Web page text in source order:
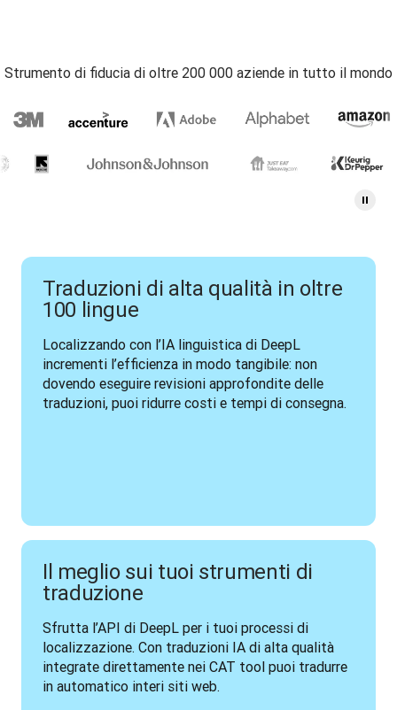
Strumento di fiducia di oltre 200 000 aziende in tutto il mondo
Traduzioni di alta qualità in oltre
100 lingue
Localizzando con l’IA linguistica di DeepL
incrementi l’efficienza in modo tangibile: non
dovendo eseguire revisioni approfondite delle
traduzioni, puoi ridurre costi e tempi di consegna.
Il meglio sui tuoi strumenti di
traduzione
Sfrutta l’API di DeepL per i tuoi processi di
localizzazione. Con traduzioni IA di alta qualità
integrate direttamente nei CAT tool puoi tradurre
in automatico interi siti web.